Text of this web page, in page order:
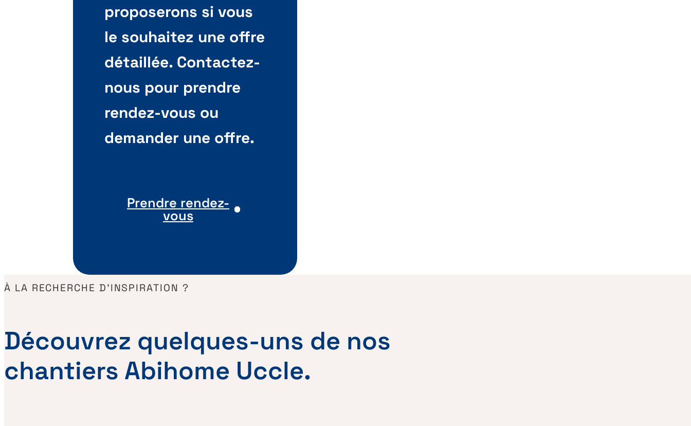
proposerons si vous
le souhaitez une offre
détaillée. Contactez-
nous pour prendre
rendez-vous ou
demander une offre.
Prendre rendez-
vous
À LA RECHERCHE D'INSPIRATION ?
Découvrez quelques-uns de nos
chantiers Abihome Uccle.